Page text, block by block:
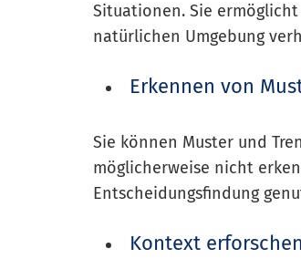
Situationen. Sie
natürlichen Umgebung
Erkennen von
Sie können Muster und
möglicherweise nicht
Entscheidungsfindung
Kontext erforschen